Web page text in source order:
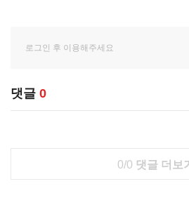
댓글 0
0/0 댓글 더보기